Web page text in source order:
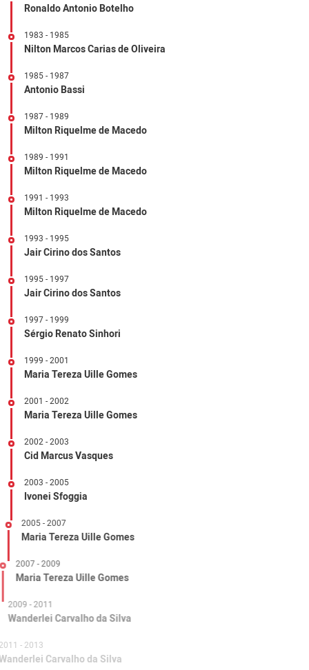
Ronaldo Antonio Botelho
1983 - 1985
Nilton Marcos Carias de Oliveira
1985 - 1987
Antonio Bassi
1987 - 1989
Milton Riquelme de Macedo
1989 - 1991
Milton Riquelme de Macedo
1991 - 1993
Milton Riquelme de Macedo
1993 - 1995
Jair Cirino dos Santos
1995 - 1997
Jair Cirino dos Santos
1997 - 1999
Sérgio Renato Sinhori
1999 - 2001
Maria Tereza Uille Gomes
2001 - 2002
Maria Tereza Uille Gomes
2002 - 2003
Cid Marcus Vasques
2003 - 2005
Ivonei Sfoggia
2005 - 2007
Maria Tereza Uille Gomes
2007 - 2009
Maria Tereza Uille Gomes
2009 - 2011
Wanderlei Carvalho da Silva
2011 - 2013
Wanderlei Carvalho da Silva